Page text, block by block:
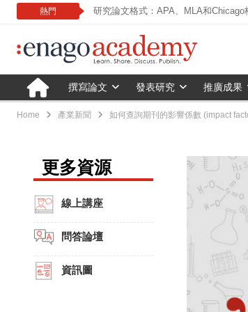
熱門 研究論文格式：APA、MLA和Chicago
撰寫論文 發表研究 推廣成果
Home 產業新聞 如何查詢期刊的影響係數 (impact
更多資源
線上講座
問答論壇
資訊圖